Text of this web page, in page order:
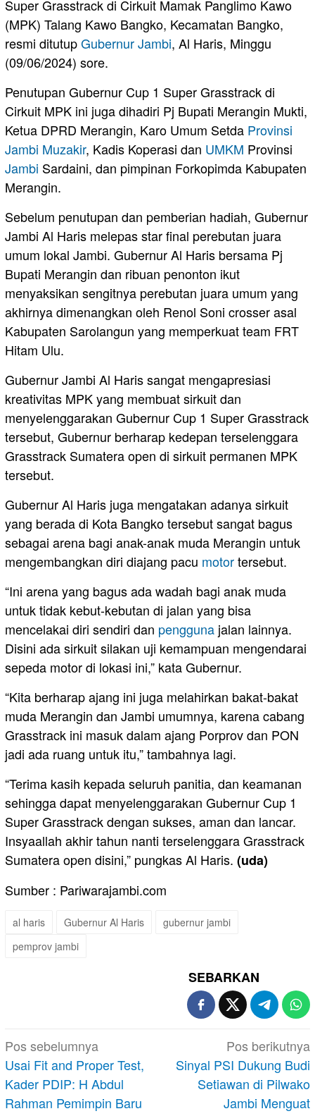
Super Grasstrack di Cirkuit Mamak Panglimo Kawo
(MPK) Talang Kawo Bangko, Kecamatan Bangko,
resmi ditutupGubernur Jambi, Al Haris, Minggu
(09/06/2024) sore.
Penutupan Gubernur Cup 1 Super Grasstrack di
Cirkuit MPK ini juga dihadiri Pj Bupati Merangin Mukti,
Ketua DPRD Merangin, Karo Umum Setda Provinsi
Jambi Muzakir, Kadis Koperasi dan UMKM Provinsi
Jambi Sardaini, dan pimpinan Forkopimda Kabupaten
Merangin.
Sebelum penutupan dan pemberian hadiah, Gubernur
Jambi Al Haris melepas star final perebutan juara
umum lokal Jambi. Gubernur Al Haris bersama Pj
Bupati Merangin dan ribuan penonton ikut
menyaksikan sengitnya perebutan juara umum yang
akhirnya dimenangkan oleh Renol Soni crosser asal
Kabupaten Sarolangun yang memperkuat team FRT
Hitam Ulu.
Gubernur Jambi Al Haris sangat mengapresiasi
kreativitas MPK yang membuat sirkuit dan
menyelenggarakan Gubernur Cup 1 Super Grasstrack
tersebut, Gubernur berharap kedepan terselenggara
Grasstrack Sumatera open di sirkuit permanen MPK
tersebut.
Gubernur Al Haris juga mengatakan adanya sirkuit
yang berada di Kota Bangko tersebut sangat bagus
sebagai arena bagi anak-anak muda Merangin untuk
mengembangkan diri diajang pacu motortersebut.
“Ini arena yang bagus ada wadah bagi anak muda
untuk tidak kebut-kebutan di jalan yang bisa
mencelakai diri sendiri dan pengguna jalan lainnya.
Disini ada sirkuit silakan uji kemampuan mengendarai
sepeda motor di lokasi ini,” kata Gubernur.
“Kita berharap ajang ini juga melahirkan bakat-bakat
muda Merangin dan Jambi umumnya, karena cabang
Grasstrack ini masuk dalam ajang Porprov dan PON
jadi ada ruang untuk itu,” tambahnya lagi.
“Terima kasih kepada seluruh panitia, dan keamanan
sehingga dapat menyelenggarakan Gubernur Cup 1
Super Grasstrack dengan sukses, aman dan lancar.
Insyaallah akhir tahun nanti terselenggara Grasstrack
Sumatera open disini,” pungkas Al Haris. (uda)
Sumber : Pariwarajambi.com
al haris Gubernur Al Haris
gubernur jambi
pemprov jambi
SEBARKAN
Navigasi
pos
Pos sebelumnya
Usai Fit and Proper Test,
Kader PDIP: H Abdul
Rahman Pemimpin Baru
Pos berikutnya
Sinyal PSI Dukung Budi
Setiawan di Pilwako
Jambi Menguat